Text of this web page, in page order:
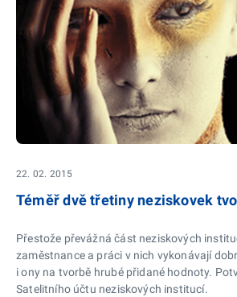
22. 02. 2015
Téměř dvě třetiny neziskovek
Přestože převážná část neziskových
zaměstnance a práci v nich vykonávají
i ony na tvorbě hrubé přidané hodnoty.
Satelitního účtu neziskových institucí.